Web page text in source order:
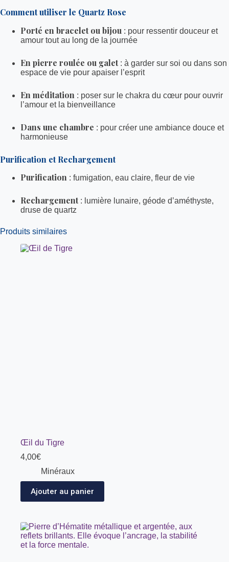
Comment utiliser le Quartz Rose
Porté en bracelet ou bijou : pour ressentir douceur et
amour tout au long de la journée
En pierre roulée ou galet: à garder sur soi ou dans son
espace de vie pour apaiser l’esprit
En méditation : poser sur le chakra du cœur pour ouvrir
l’amour et la bienveillance
Dans une chambre : pour créer une ambiance douce et
harmonieuse
Purification et Rechargement
Purification : fumigation, eau claire, fleur de vie
Rechargement: lumière lunaire, géode d’améthyste,
druse de quartz
Produits similaires
Œil du Tigre
4,00€
Minéraux
Ajouter au panier